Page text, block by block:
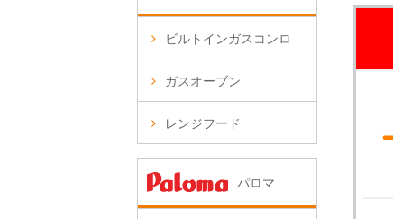
ビルトインガスコンロ
ガスオーブン
レンジフード
パロマ